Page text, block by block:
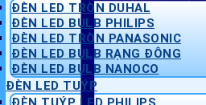
ĐÈN LED TRÒN DUHAL
ĐÈN LED BULB PHILIPS
ĐÈN LED TRÒN PANASONIC
ĐÈN LED BULB RẠNG ĐÔNG
ĐÈN LED BULB NANOCO
ĐÈN LED TUÝP